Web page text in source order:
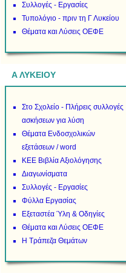
Συλλογές - Εργασίες
Τυπολόγιο - πριν τη Γ Λυκείου
Θέματα και Λύσεις ΟΕΦΕ
Α ΛΥΚΕΙΟΥ
Στο Σχολείο - Πλήρεις συλλογές
ασκήσεων για λύση
Θέματα Ενδοσχολικών
εξετάσεων / word
ΚΕΕ Βιβλία Αξιολόγησης
Διαγωνίσματα
Συλλογές - Εργασίες
Φύλλα Εργασίας
Εξεταστέα Ύλη & Οδηγίες
Θέματα και Λύσεις ΟΕΦΕ
Η Τράπεζα Θεμάτων